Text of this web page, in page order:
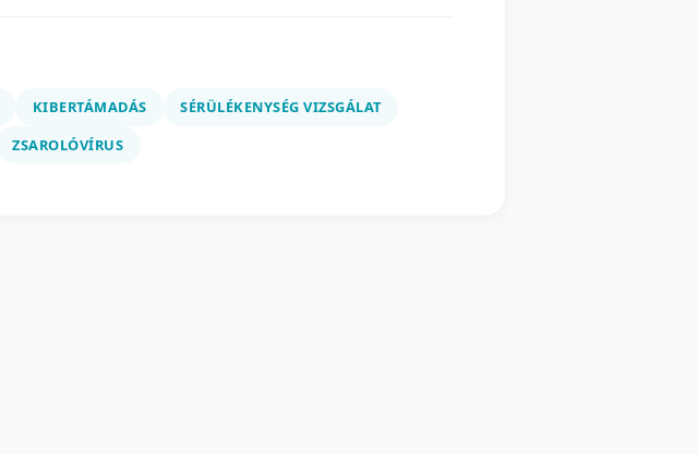
KIBERTÁMADÁS
SÉRÜLÉKENYSÉG VIZSGÁLAT
ZSAROLÓVÍRUS